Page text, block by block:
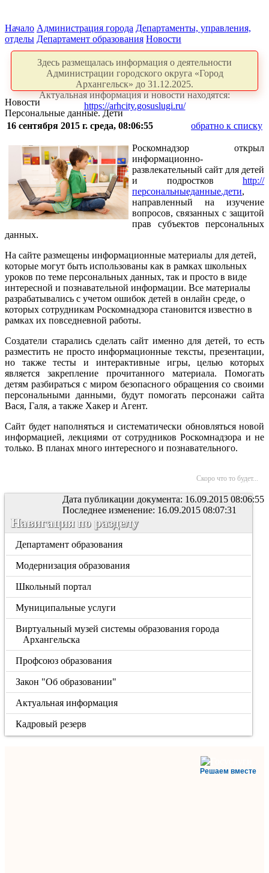
Начало Администрация города Департаменты, управления,
отделы Департамент образования Новости
Здесь размещалась информация о деятельности
Администрации городского округа «Город
Архангельск» до 31.12.2025.
Актуальная информация и новости находятся:
https://arhcity.gosuslugi.ru/
Новости
Персональные данные. Дети
16 сентября 2015 г. среда, 08:06:55
обратно к списку
Роскомнадзор открыл
информационно-
развлекательный сайт для детей
и подростков http://
персональныеданные.дети,
направленный на изучение
вопросов, связанных с защитой
прав субъектов персональных
данных.
На сайте размещены информационные материалы для детей,
которые могут быть использованы как в рамках школьных
уроков по теме персональных данных, так и просто в виде
интересной и познавательной информации. Все материалы
разрабатывались с учетом ошибок детей в онлайн среде, о
которых сотрудникам Роскомнадзора становится известно в
рамках их повседневной работы.
Создатели старались сделать сайт именно для детей, то есть
разместить не просто информационные тексты, презентации,
но также тесты и интерактивные игры, целью которых
является закрепление прочитанного материала. Помогать
детям разбираться с миром безопасного обращения со своими
персональными данными, будут помогать персонажи сайта
Вася, Галя, а также Хакер и Агент.
Сайт будет наполняться и систематически обновляться новой
информацией, лекциями от сотрудников Роскомнадзора и не
только. В планах много интересного и познавательного.
Скоро что то будет...
Дата публикации документа: 16.09.2015 08:06:55
Последнее изменение: 16.09.2015 08:07:31
Навигация по разделу
Департамент образования
Модернизация образования
Школьный портал
Муниципальные услуги
Виртуальный музей системы образования города
Архангельска
Профсоюз образования
Закон "Об образовании"
Актуальная информация
Кадровый резерв
Решаем вместе